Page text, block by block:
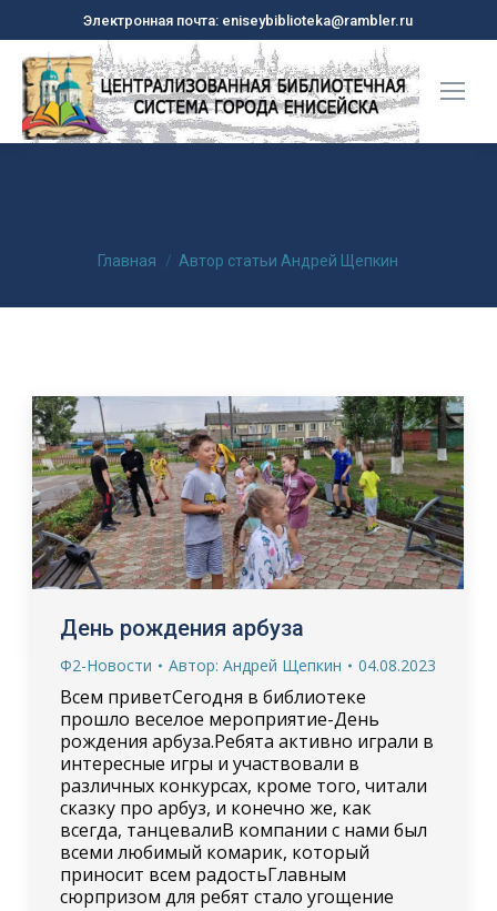
Электронная почта: eniseybiblioteka@rambler.ru
Вы здесь:
Главная Автор статьи Андрей Щепкин
День рождения арбуза
Ф2-Новости Автор: Андрей Щепкин 04.08.2023
Всем приветСегодня в библиотеке
прошло веселое мероприятие-День
рождения арбуза.Ребята активно играли в
интересные игры и участвовали в
различных конкурсах, кроме того, читали
сказку про арбуз, и конечно же, как
всегда, танцевалиВ компании с нами был
всеми любимый комарик, который
приносит всем радостьГлавным
сюрпризом для ребят стало угощение